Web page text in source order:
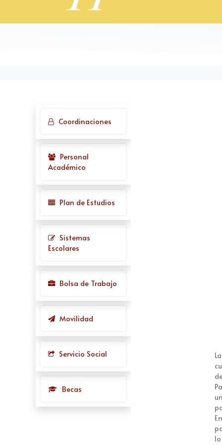
Coordinaciones
Personal
Académico
Plan de Estudios
Sistemas
Escolares
Bolsa de Trabajo
Movilidad
Servicio Social
Becas